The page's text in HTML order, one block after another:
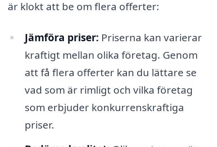
är klokt att be om flera offerter:
Jämföra priser: Priserna kan varierar
kraftigt mellan olika företag. Genom
att få flera offerter kan du lättare se
vad som är rimligt och vilka företag
som erbjuder konkurrenskraftiga
priser.